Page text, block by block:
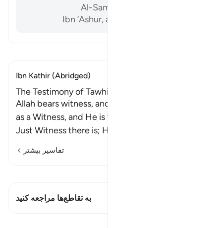
Al-Sam’ani, Tafsir al-Qur’an
Ibn ‘Ashur, al-Tahrir wa ‘l-Tanwir
Ibn Kathir (Abridged)
The Testimony of Tawhid
Allah bears witness, and verily, Allah is sufficient
as a Witness, and He is the Most Truthful and
Just Witness there is; His s
تفاسیر بیشتر
به تقاطع‌ها مراجعه کنید